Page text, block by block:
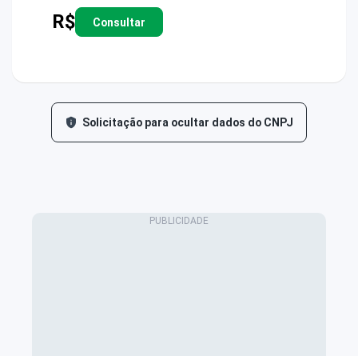
R$ Consultar
Solicitação para ocultar dados do CNPJ